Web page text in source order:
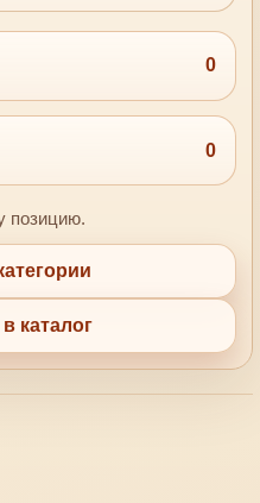
0
0
позицию.
каталог